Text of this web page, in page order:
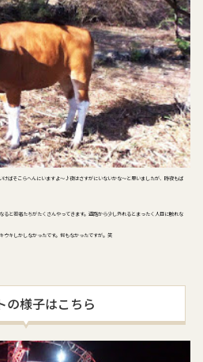
けばそこらへんにいますよ～♪夜はさすがにいないかな～と思いましたが、昨夜もば
と若者たちがたくさんやってきます。道路から少し外れるとまったく人目に触れな
キしかしなかったです。何もなかったですが。笑
の様子はこちら